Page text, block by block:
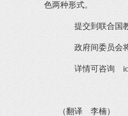
色两种形式。
提交到联合国教
政府间委员会将
详情可咨询
（翻译 李楠）